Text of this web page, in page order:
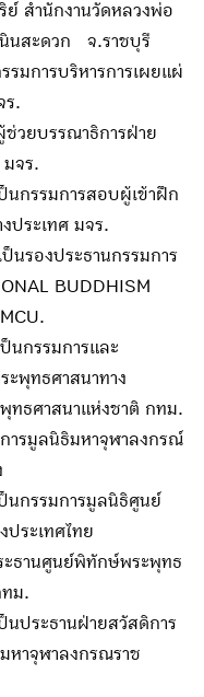
ย์ สำนักงานวัดหลวงพ่อ
นินสะดวก จ.ราชบุรี
การบริหารการเผยแผ่
ร.
ยบรรณาธิการฝ่าย
จร.
กรรมการสอบผู้เข้าฝึก
ประเทศ มจร.
รองประธานกรรมการ
BUDDHISM
กรรมการและ
ะพุทธศาสนาทาง
ทธศาสนาแห่งชาติ กทม.
รมูลนิธิมหาจุฬาลงกรณ์
กรรมการมูลนิธิศูนย์
ระเทศไทย
ธานศูนย์พิทักษ์พระพุทธ
ทม.
ระธานฝ่ายสวัสดิการ
หาจุฬาลงกรณราช